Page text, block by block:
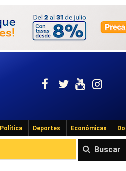
Política Deportes Económicas
Buscar